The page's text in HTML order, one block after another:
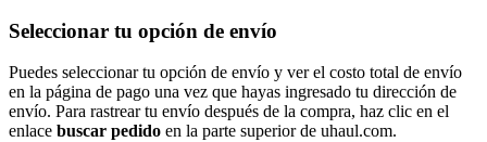
Seleccionar tu opción de envío
Puedes seleccionar tu opción de envío y ver el costo total de envío
en la página de pago una vez que hayas ingresado tu dirección de
envío. Para rastrear tu envío después de la compra, haz clic en el
enlace buscar pedido​​​​​​​ en la parte superior de uhaul.com.